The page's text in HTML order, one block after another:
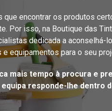
que encontrar os produtos
Por isso, na Boutique das
dedicada a aconselhá-
e equipamentos para o seu
mais tempo à procura e
responde-lhe dentro